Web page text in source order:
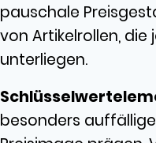
pauschale
von Artikelrollen, die
unterliegen.
besonders